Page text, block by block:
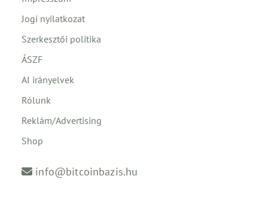
Jogi nyilatkozat
Szerkesztői politika
ÁSZF
AI irányelvek
Rólunk
Reklám/Advertising
Shop
info@bitcoinbazis.hu